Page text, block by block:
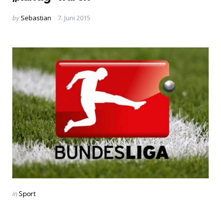
Posted
by Sebastian 7. Juni 2015
Categories
Posted
inSport